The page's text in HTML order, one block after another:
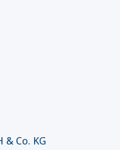
Co. KG